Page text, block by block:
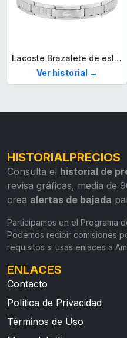
Lacoste Brazalete de eslabón para Hombre Colección STENCIL de Acero inoxidable
Ver historial →
HISTORIALPRECIOS
Consulta el historial de
revisa gráficas, media de
crea alertas de bajada
Participamos en el Programa
Podemos recibir comisiones
requisitos si usas enlaces a
ENLACES
Contacto
Política de Privacidad
Términos de Uso